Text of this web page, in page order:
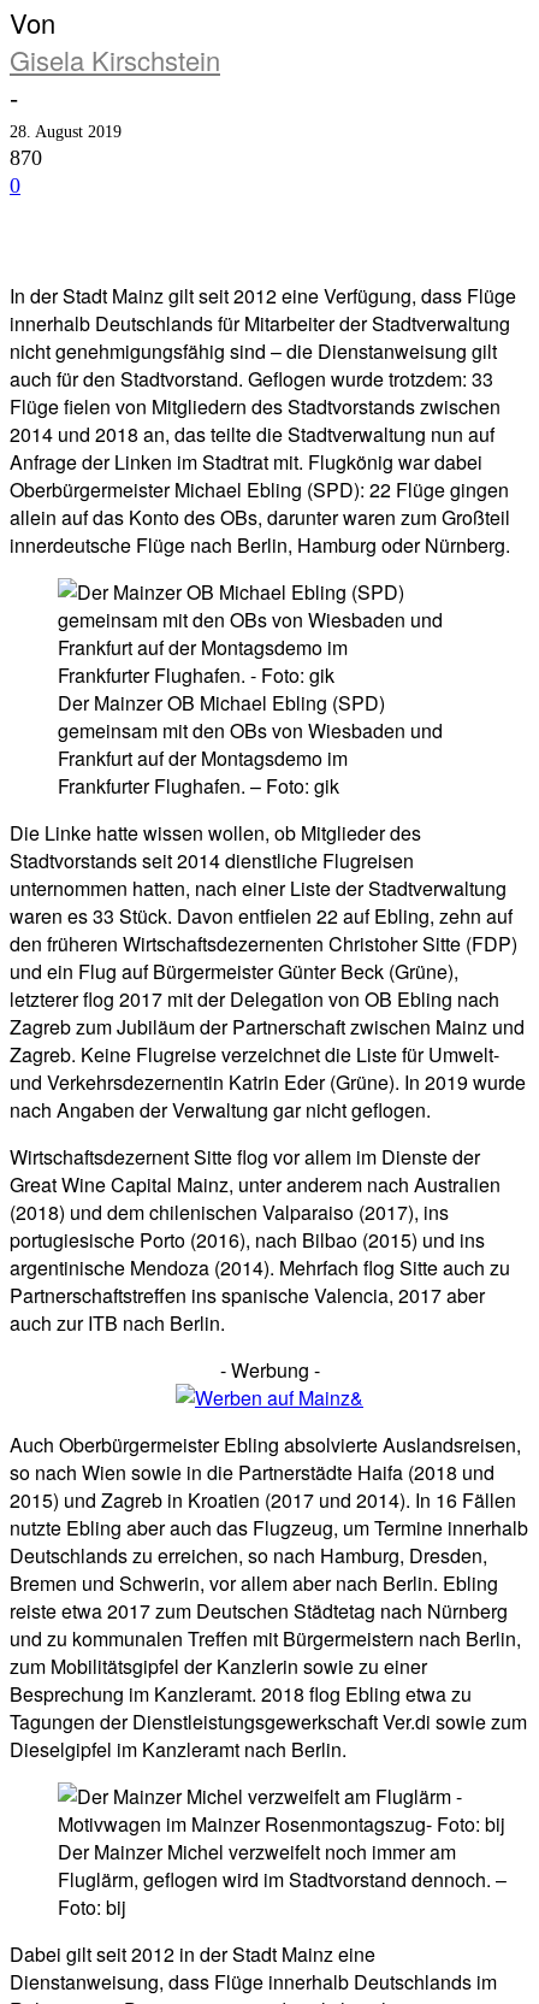
Von
Gisela Kirschstein
-
28. August 2019
870
0
In der Stadt Mainz gilt seit 2012 eine Verfügung, dass Flüge
innerhalb Deutschlands für Mitarbeiter der Stadtverwaltung
nicht genehmigungsfähig sind – die Dienstanweisung gilt
auch für den Stadtvorstand. Geflogen wurde trotzdem: 33
Flüge fielen von Mitgliedern des Stadtvorstands zwischen
2014 und 2018 an, das teilte die Stadtverwaltung nun auf
Anfrage der Linken im Stadtrat mit. Flugkönig war dabei
Oberbürgermeister Michael Ebling (SPD): 22 Flüge gingen
allein auf das Konto des OBs, darunter waren zum Großteil
innerdeutsche Flüge nach Berlin, Hamburg oder Nürnberg.
Der Mainzer OB Michael Ebling (SPD)
gemeinsam mit den OBs von Wiesbaden und
Frankfurt auf der Montagsdemo im
Frankfurter Flughafen. – Foto: gik
Die Linke hatte wissen wollen, ob Mitglieder des
Stadtvorstands seit 2014 dienstliche Flugreisen
unternommen hatten, nach einer Liste der Stadtverwaltung
waren es 33 Stück. Davon entfielen 22 auf Ebling, zehn auf
den früheren Wirtschaftsdezernenten Christoher Sitte (FDP)
und ein Flug auf Bürgermeister Günter Beck (Grüne),
letzterer flog 2017 mit der Delegation von OB Ebling nach
Zagreb zum Jubiläum der Partnerschaft zwischen Mainz und
Zagreb. Keine Flugreise verzeichnet die Liste für Umwelt-
und Verkehrsdezernentin Katrin Eder (Grüne). In 2019 wurde
nach Angaben der Verwaltung gar nicht geflogen.
Wirtschaftsdezernent Sitte flog vor allem im Dienste der
Great Wine Capital Mainz, unter anderem nach Australien
(2018) und dem chilenischen Valparaiso (2017), ins
portugiesische Porto (2016), nach Bilbao (2015) und ins
argentinische Mendoza (2014). Mehrfach flog Sitte auch zu
Partnerschaftstreffen ins spanische Valencia, 2017 aber
auch zur ITB nach Berlin.
- Werbung -
Auch Oberbürgermeister Ebling absolvierte Auslandsreisen,
so nach Wien sowie in die Partnerstädte Haifa (2018 und
2015) und Zagreb in Kroatien (2017 und 2014). In 16 Fällen
nutzte Ebling aber auch das Flugzeug, um Termine innerhalb
Deutschlands zu erreichen, so nach Hamburg, Dresden,
Bremen und Schwerin, vor allem aber nach Berlin. Ebling
reiste etwa 2017 zum Deutschen Städtetag nach Nürnberg
und zu kommunalen Treffen mit Bürgermeistern nach Berlin,
zum Mobilitätsgipfel der Kanzlerin sowie zu einer
Besprechung im Kanzleramt. 2018 flog Ebling etwa zu
Tagungen der Dienstleistungsgewerkschaft Ver.di sowie zum
Dieselgipfel im Kanzleramt nach Berlin.
Der Mainzer Michel verzweifelt noch immer am
Fluglärm, geflogen wird im Stadtvorstand dennoch. –
Foto: bij
Dabei gilt seit 2012 in der Stadt Mainz eine
Dienstanweisung, dass Flüge innerhalb Deutschlands im